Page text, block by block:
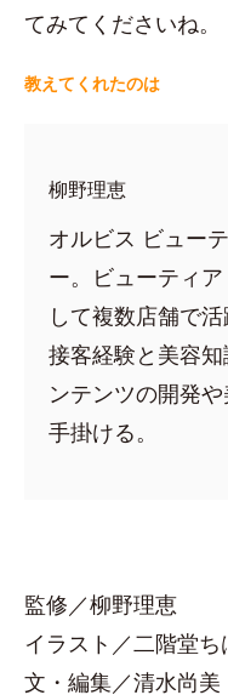
てみてくださいね。
教えてくれたのは
柳野理恵
オルビス ビュー
ー。ビューティ
して複数店舗で
接客経験と美容
ンテンツの開発
手掛ける。
監修／柳野理恵
イラスト／二階堂ち
文・編集／清水尚美